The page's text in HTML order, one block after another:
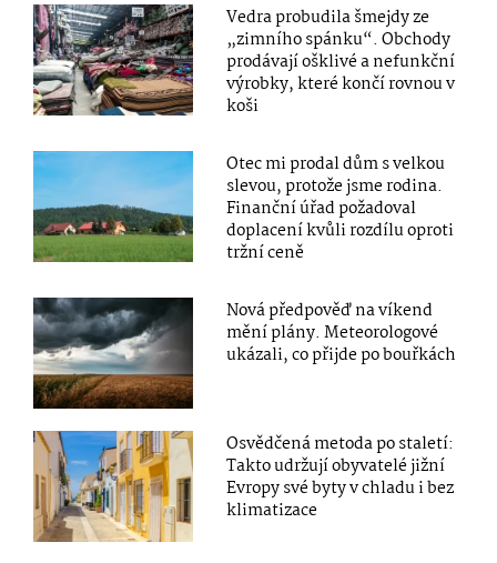
Vedra probudila šmejdy ze
„zimního spánku“. Obchody
prodávají ošklivé a nefunkční
výrobky, které končí rovnou v
koši
Otec mi prodal dům s velkou
slevou, protože jsme rodina.
Finanční úřad požadoval
doplacení kvůli rozdílu oproti
tržní ceně
Nová předpověď na víkend
mění plány. Meteorologové
ukázali, co přijde po bouřkách
Osvědčená metoda po staletí:
Takto udržují obyvatelé jižní
Evropy své byty v chladu i bez
klimatizace